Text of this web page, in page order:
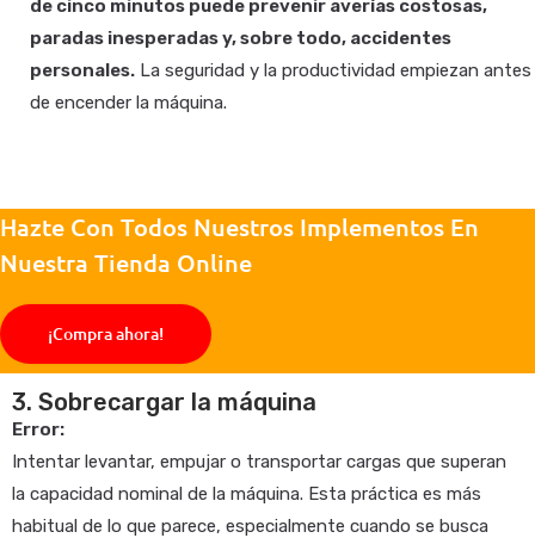
de cinco minutos puede prevenir averías costosas,
paradas inesperadas y, sobre todo, accidentes
personales. La seguridad y la productividad empiezan antes
de encender la máquina.
Hazte Con Todos Nuestros Implementos En
Nuestra Tienda Online
¡Compra ahora!
3. Sobrecargar la máquina
Error:
Intentar levantar, empujar o transportar cargas que superan
la capacidad nominal de la máquina. Esta práctica es más
habitual de lo que parece, especialmente cuando se busca